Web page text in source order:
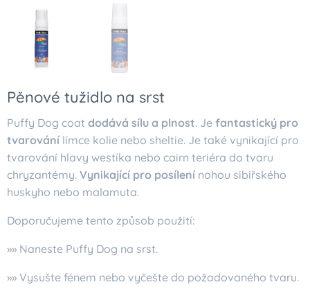
Pěnové tužidlo na srst
Puffy Dog coat dodává sílu a plnost. Je fantastický pro
tvarování límce kolie nebo sheltie. Je také vynikající pro
tvarování hlavy westíka nebo cairn teriéra do tvaru
chryzantémy. Vynikající pro posílení nohou sibiřského
huskyho nebo malamuta.
Doporučujeme tento způsob použití:
»» Naneste Puffy Dog na srst.
»» Vysušte fénem nebo vyčešte do požadovaného tvaru.